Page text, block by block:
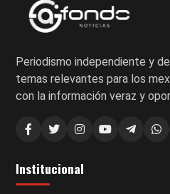
Periodismo independiente y
temas relevantes para los
con la información veraz y
Institucional